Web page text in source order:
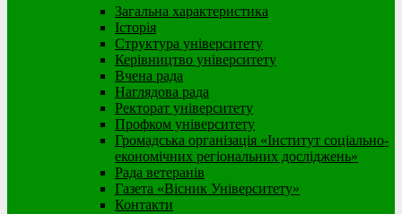
Загальна характеристика
Історія
Структура університету
Керівництво університету
Вчена рада
Наглядова рада
Ректорат університету
Профком університету
Громадська організація «Інститут соціально-
економічних регіональних досліджень»
Рада ветеранів
Газета «Вісник Університету»
Контакти